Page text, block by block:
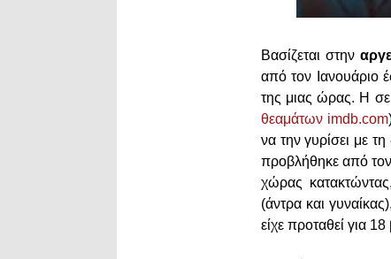
Βασίζεται στην
από τον Ιανουάριο
της μιας ώρας. Η
θεαμάτων imdb.com
να την γυρίσει με
προβλήθηκε από τον
χώρας
(άντρα και
είχε προταθεί για